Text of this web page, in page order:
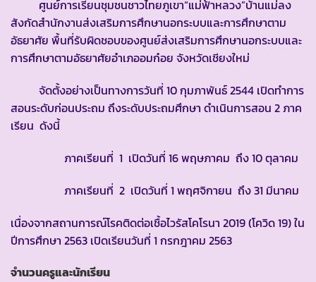
ศูนย์การเรียนชุมชนชาวไทยภูเขา“แม่ฟ้าหลวง”บ้านแม่ลง
สังกัดสำนักงานส่งเสริมการศึกษานอกระบบและการศึกษาตาม
อัธยาศัย พื้นที่รับผิดชอบของศูนย์ส่งเสริมการศึกษานอกระบบและ
การศึกษาตามอัธยาศัยอำเภออมก๋อย จังหวัดเชียงใหม่
จัดตั้งอย่างเป็นทางการวันที่ 10 กุมภาพันธ์ 2544 เปิดทำการ
สอนระดับก่อนประถม ถึงระดับประถมศึกษา ดำเนินการสอน 2 ภาค
เรียน ดังนี้
ภาคเรียนที่ 1 เปิดวันที่ 16 พฤษภาคม ถึง 10 ตุลาคม
ภาคเรียนที่ 2 เปิดวันที่ 1 พฤศจิกายน ถึง 31 มีนาคม
เนื่องจากสถานการณ์โรคติดต่อเชื้อไวรัสโคโรนา 2019 (โควิด 19) ใน
ปีการศึกษา 2563 เปิดเรียนวันที่ 1 กรกฎาคม 2563
จำนวนครูและนักเรียน